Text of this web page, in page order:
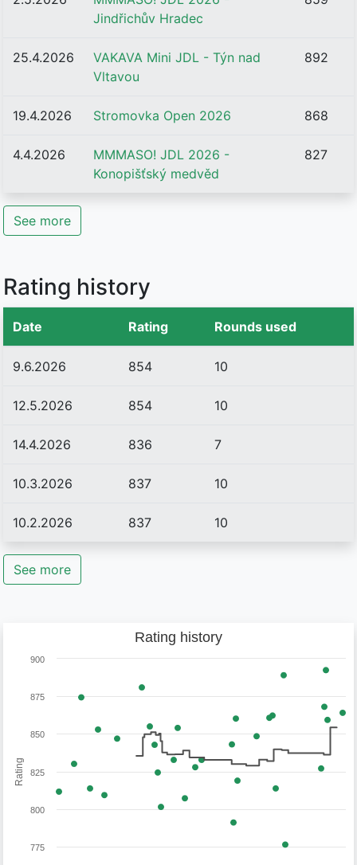
Jindřichův Hradec
25.4.2026
VAKAVA Mini JDL - Týn nad
Vltavou
892
19.4.2026 Stromovka Open 2026 868
4.4.2026
MMMASO! JDL 2026 -
Konopišťský medvěd
827
See more
Rating history
Date Rating Rounds used
9.6.2026 854 10
12.5.2026 854 10
14.4.2026 836 7
10.3.2026 837 10
10.2.2026 837 10
See more
Rating
Rating history
775
800
825
850
875
900